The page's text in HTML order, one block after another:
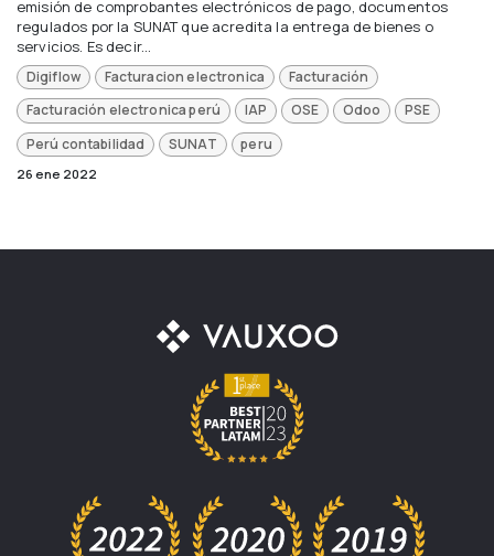
emisión de comprobantes electrónicos de pago, documentos
regulados por la SUNAT que acredita la entrega de bienes o
servicios. Es decir...
Digiflow Facturacion electronica
Facturación
Facturación electronica perú
IAP OSE Odoo
PSE
Perú contabilidad
SUNAT peru
26 ene 2022